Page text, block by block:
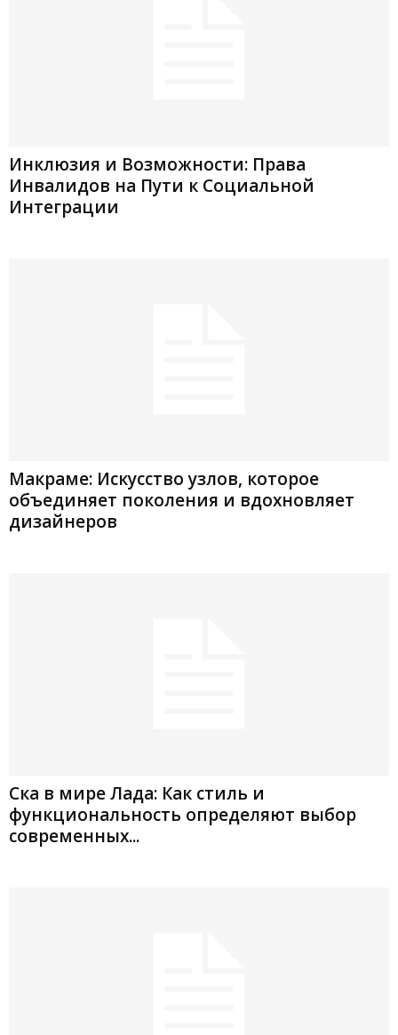
Инклюзия и Возможности: Права
Инвалидов на Пути к Социальной
Интеграции
Макраме: Искусство узлов, которое
объединяет поколения и вдохновляет
дизайнеров
Ска в мире Лада: Как стиль и
функциональность определяют выбор
современных...